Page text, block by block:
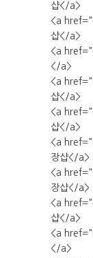
샵</a>
<a href="
샵</a>
<a href="
</a>
<a href="
샵</a>
<a href="
샵</a>
<a href="
장샵</a>
<a href="
장샵</a>
<a href="
샵</a>
<a href="
</a>